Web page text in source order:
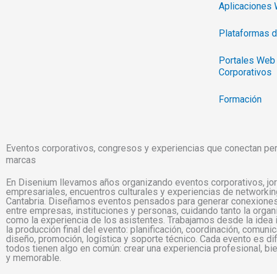
Aplicaciones
Plataformas
Portales
Corporativos
Formación
Organización de eventos
Organizamos eventos corporativos, congresos y
¿Hablamos?
Eventos corporativos, congresos y experiencias que conectan
marcas
En Disenium llevamos años organizando eventos corporativos,
empresariales, encuentros culturales y experiencias de
Cantabria. Diseñamos eventos pensados para generar
entre empresas, instituciones y personas, cuidando tanto la
como la experiencia de los asistentes. Trabajamos desde la idea
la producción final del evento: planificación, coordinación,
diseño, promoción, logística y soporte técnico. Cada evento es
todos tienen algo en común: crear una experiencia profesional,
y memorable.